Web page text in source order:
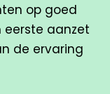
op goed
eerste aanzet
de ervaring